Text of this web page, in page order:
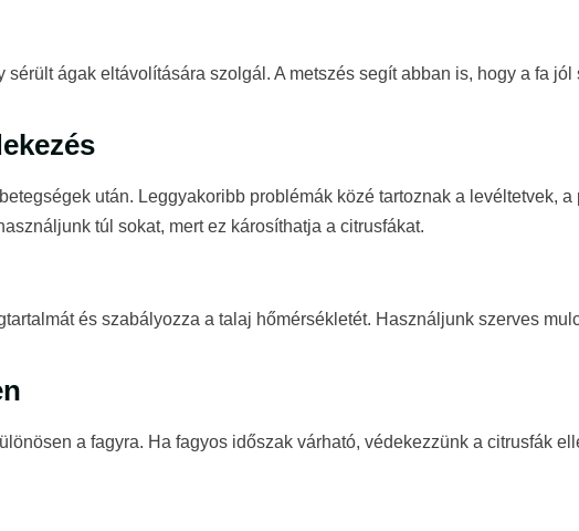
ágak eltávolítására szolgál. A metszés segít abban is, hogy a fa
után. Leggyakoribb problémák közé tartoznak a levéltetvek,
túl sokat, mert ez károsíthatja a citrusfákat.
és szabályozza a talaj hőmérsékletét. Használjunk szerves
a fagyra. Ha fagyos időszak várható, védekezzünk a citrusfák